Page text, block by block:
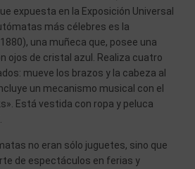
expuesta en la Exposición Universal
más célebres es la
una muñeca que, posee una
ojos de cristal azul. Realiza cuatro
mueve los brazos y la cabeza al
un mecanismo musical con el
Está vestida con ropa y peluca
no eran sólo juguetes, sino que
de espectáculos en ferias y